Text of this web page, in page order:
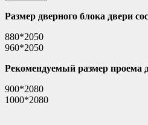
Размер дверного блока двери
880*2050
960*2050
Рекомендуемый размер проема
900*2080
1000*2080